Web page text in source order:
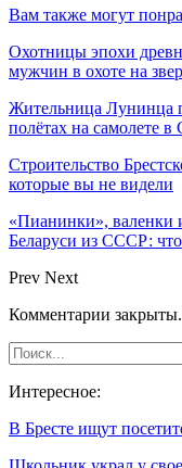
Вам также могут
Охотницы эпохи
мужчин в охоте на
Жительница Лунинца
полётах на самолете в
Строительство
которые вы не видели
«Пианинки», валенки
Беларуси из СССР:
Prev Next
Комментарии закрыты.
Интересное:
В Бресте ищут